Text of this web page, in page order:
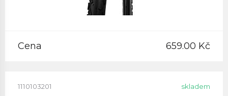
Cena 659.00 Kč
1110103201 skladem